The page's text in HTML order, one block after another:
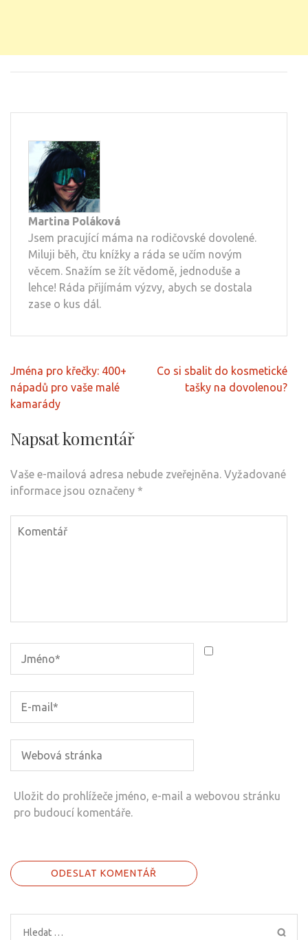
Martina Poláková
Jsem pracující máma na rodičovské dovolené.
Miluji běh, čtu knížky a ráda se učím novým
věcem. Snažím se žít vědomě, jednoduše a
lehce! Ráda přijímám výzvy, abych se dostala
zase o kus dál.
Navigace
pro
příspěvek
Jména pro křečky: 400+
nápadů pro vaše malé
kamarády
Co si sbalit do kosmetické
tašky na dovolenou?
Napsat komentář
Vaše e-mailová adresa nebude zveřejněna. Vyžadované
informace jsou označeny *
Uložit do prohlížeče jméno, e-mail a webovou stránku
pro budoucí komentáře.
Vyhledávání